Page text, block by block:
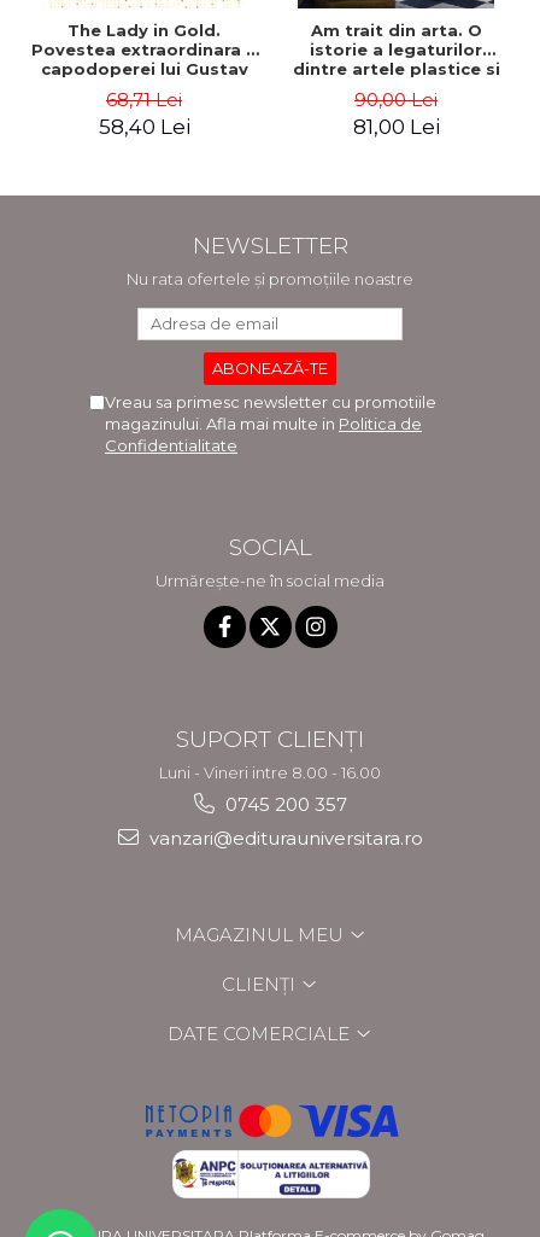
The Lady in Gold.
Povestea extraordinara a
capodoperei lui Gustav
Klimt. Portretul lui Adele
Bloch-Bauer - Anne-Marie
O’Connor
68,71 Lei
58,40 Lei
Am trait din arta. O
istorie a legaturilor
dintre artele plastice si
comert - Andreas Wild
90,00 Lei
81,00 Lei
NEWSLETTER
Nu rata ofertele și promoțiile noastre
Vreau sa primesc newsletter cu promotiile
magazinului. Afla mai multe in Politica de
Confidentialitate
SOCIAL
Urmărește-ne în social media
SUPORT CLIENȚI
Luni - Vineri intre 8.00 - 16.00
0745 200 357
vanzari@editurauniversitara.ro
MAGAZINUL MEU
CLIENȚI
DATE COMERCIALE